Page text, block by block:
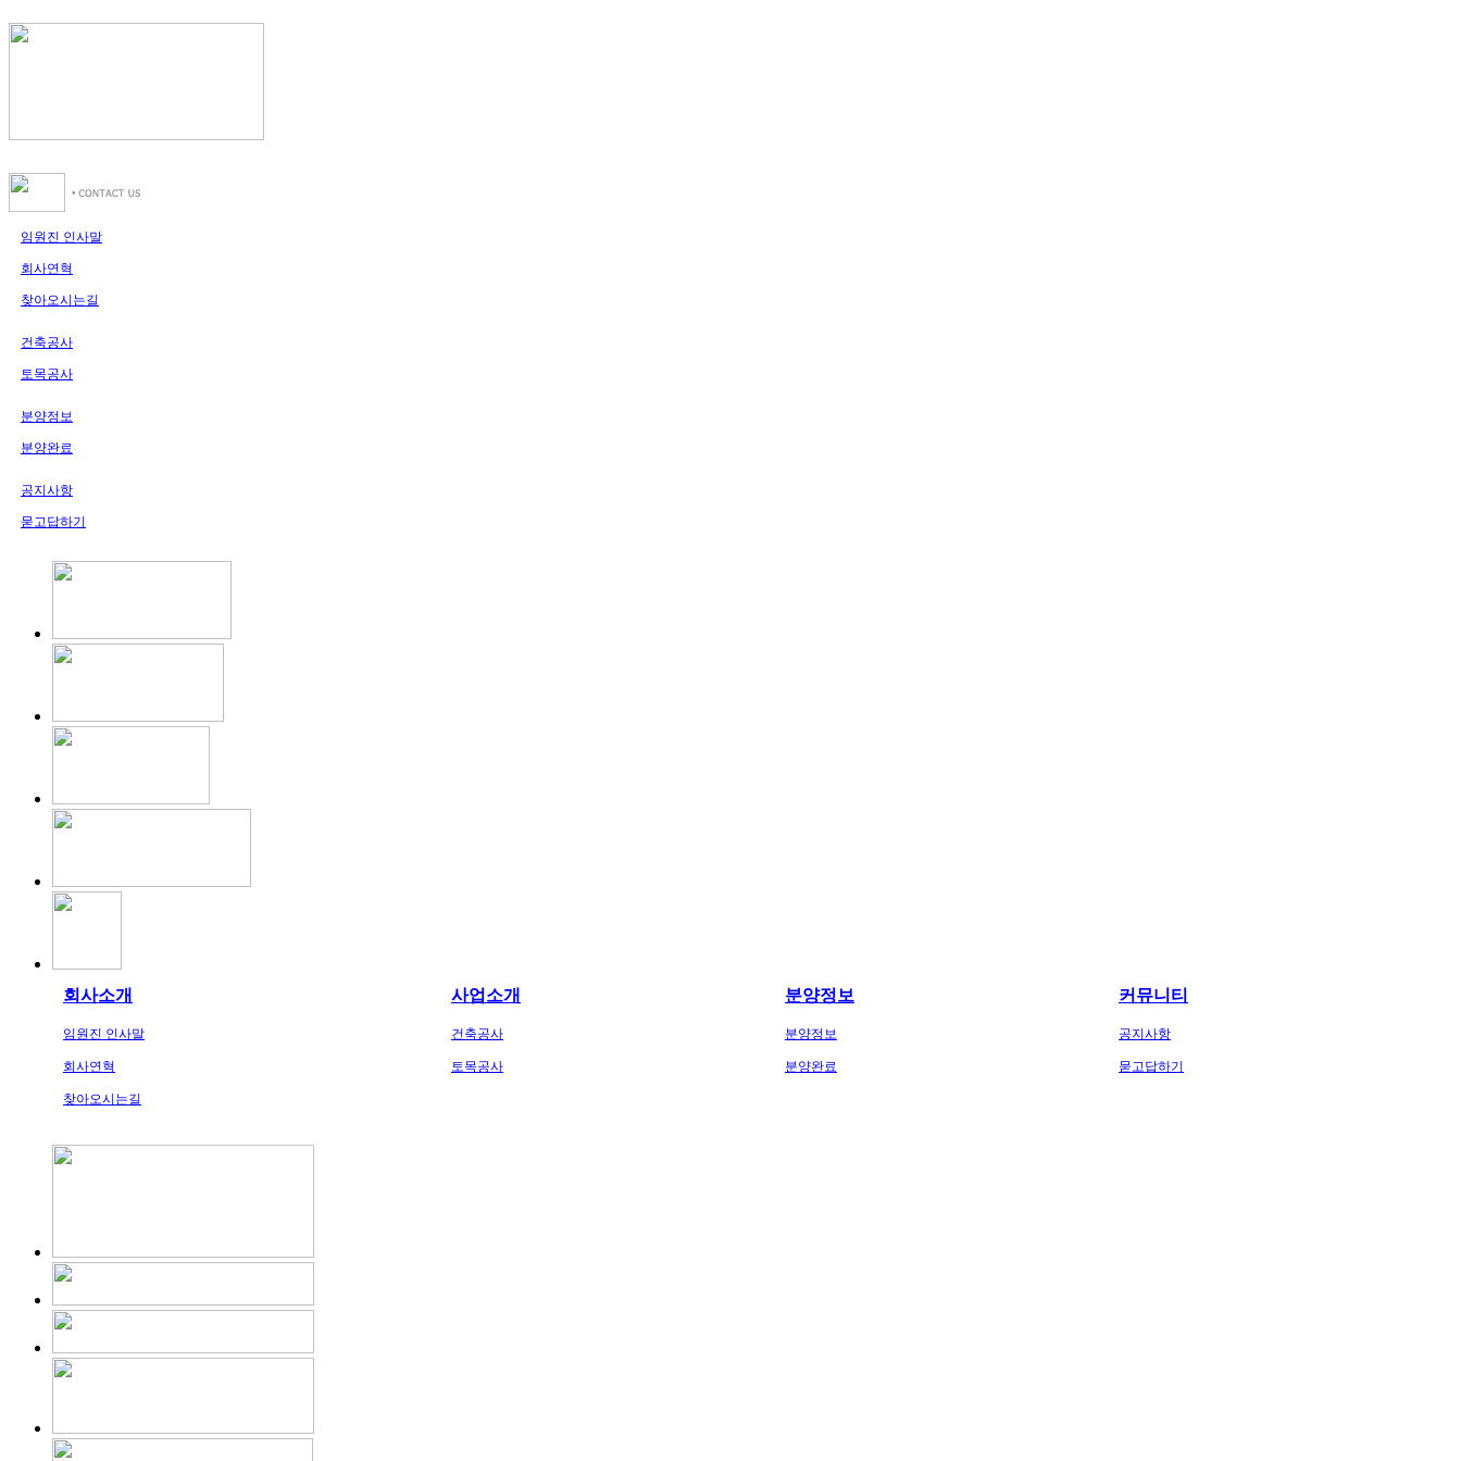
임원진 인사말
회사연혁
찾아오시는길
건축공사
토목공사
분양정보
분양완료
공지사항
묻고답하기
회사소개 사업소개 분양정보 커뮤니티
임원진 인사말
회사연혁
찾아오시는길
건축공사
토목공사
분양정보
분양완료
공지사항
묻고답하기